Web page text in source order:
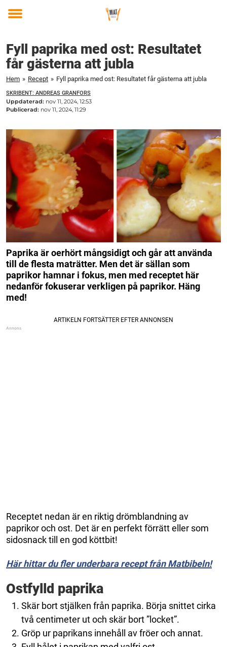
Toggle
Fyll paprika med ost: Resultatet
får gästerna att jubla
Hem » Recept » Fyll paprika med ost: Resultatet får gästerna att jubla
SKRIBENT: ANDREAS GRANFORS
Uppdaterad: nov 11, 2024, 12:53
Publicerad: nov 11, 2024, 11:29
Paprika är oerhört mångsidigt och går att använda
till de flesta maträtter. Men det är sällan som
paprikor hamnar i fokus, men med receptet här
nedanför fokuserar verkligen på paprikor. Häng
med!
Receptet nedan är en riktig drömblandning av
paprikor och ost. Det är en perfekt förrätt eller som
sidosnack till en god köttbit!
Här hittar du fler underbara recept från Matbibeln!
Ostfylld paprika
Skär bort stjälken från paprika. Börja snittet cirka
två centimeter ut och skär bort ”locket”.
Gröp ur paprikans innehåll av fröer och annat.